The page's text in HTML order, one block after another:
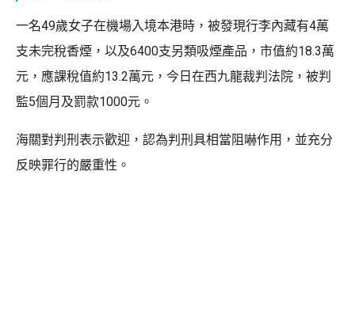
一名49歲女子在機場入境本港時，被發現行李內藏有4萬
支未完稅香煙，以及6400支另類吸煙產品，市值約18.3萬
元，應課稅值約13.2萬元，今日在西九龍裁判法院，被判
監5個月及罰款1000元。
海關對判刑表示歡迎，認為判刑具相當阻嚇作用，並充分
反映罪行的嚴重性。